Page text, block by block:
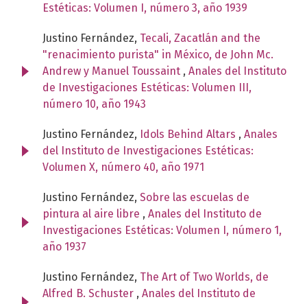
Estéticas: Volumen I, número 3, año 1939
Justino Fernández, Tecali, Zacatlán and the
"renacimiento purista" in México, de John Mc.
Andrew y Manuel Toussaint , Anales del Instituto
de Investigaciones Estéticas: Volumen III,
número 10, año 1943
Justino Fernández, Idols Behind Altars , Anales
del Instituto de Investigaciones Estéticas:
Volumen X, número 40, año 1971
Justino Fernández, Sobre las escuelas de
pintura al aire libre , Anales del Instituto de
Investigaciones Estéticas: Volumen I, número 1,
año 1937
Justino Fernández, The Art of Two Worlds, de
Alfred B. Schuster , Anales del Instituto de